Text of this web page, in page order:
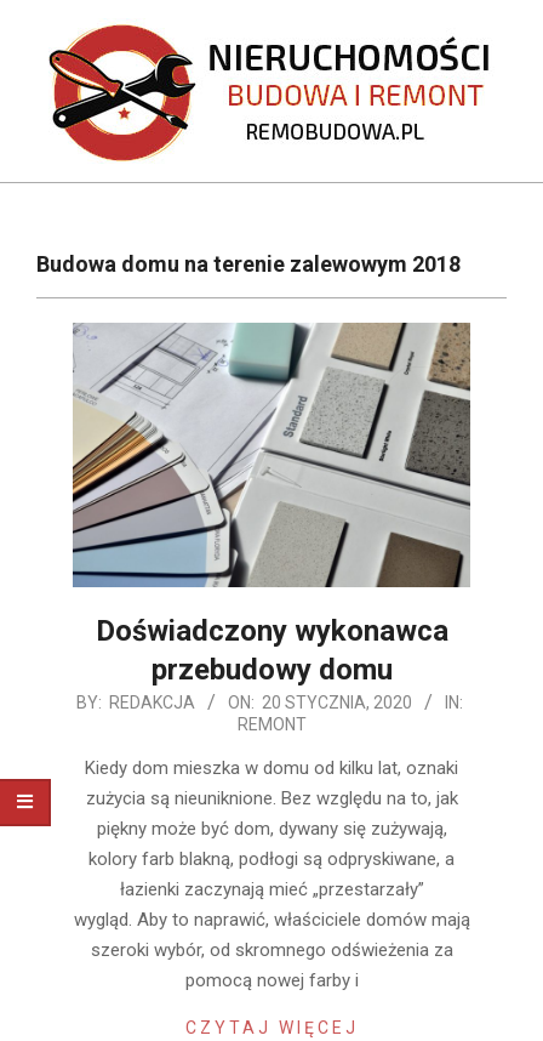
content
REMOBUDOWA.PL
NavigationBudowa domu na terenie zalewowym 2018
Doświadczony wykonawca
przebudowy domu
2020-
20
BY: REDAKCJA ON: 20 STYCZNIA, 2020
IN:
REMONT
Kiedy dom mieszka w domu od kilku lat, oznaki
zużycia są nieuniknione. Bez względu na to, jak
piękny może być dom, dywany się zużywają,
kolory farb blakną, podłogi są odpryskiwane, a
łazienki zaczynają mieć „przestarzały”
wygląd. Aby to naprawić, właściciele domów mają
szeroki wybór, od skromnego odświeżenia za
pomocą nowej farby i
CZYTAJ WIĘCEJ